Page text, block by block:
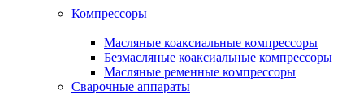
Компрессоры
Масляные коаксиальные компрессоры
Безмасляные коаксиальные компрессоры
Масляные ременные компрессоры
Сварочные аппараты